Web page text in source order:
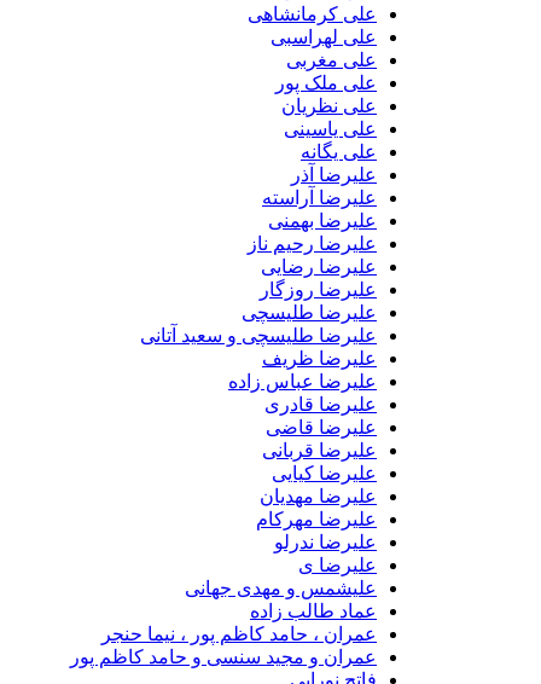
علی کرمانشاهی
علی لهراسبی
علی مغربی
علی ملک پور
علی نظریان
علی یاسینی
علی یگانه
علیرضا آذر
علیرضا آراسته
علیرضا بهمنی
علیرضا رحیم ناز
علیرضا رضایی
علیرضا روزگار
علیرضا طلیسچی
علیرضا طلیسچی و سعید آتانی
علیرضا ظریف
علیرضا عباس زاده
علیرضا قادری
علیرضا قاضی
علیرضا قربانی
علیرضا کیایی
علیرضا مهدیان
علیرضا مهرکام
علیرضا ندرلو
علیرضا ی
علیشمس و مهدی جهانی
عماد طالب زاده
عمران ، حامد کاظم پور ، نیما حنجر
عمران و مجید سنسی و حامد کاظم پور